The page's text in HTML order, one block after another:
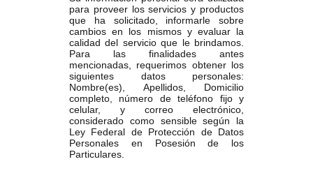
para proveer los servicios y productos
que ha solicitado, informarle sobre
cambios en los mismos y evaluar la
calidad del servicio que le brindamos.
Para las finalidades antes
mencionadas, requerimos obtener los
siguientes datos personales:
Nombre(es), Apellidos, Domicilio
completo, número de teléfono fijo y
celular, y correo electrónico,
considerado como sensible según la
Ley Federal de Protección de Datos
Personales en Posesión de los
Particulares.